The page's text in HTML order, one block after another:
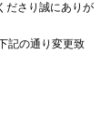
ださり誠にありが
記の通り変更致